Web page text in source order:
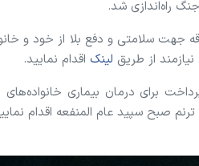
راه‌اندازی شد.
جهت سلامتی و دفع بلا از خود و
از طریق لینک اقدام نمایید.
صبح سپید عام المنفعه اقدام